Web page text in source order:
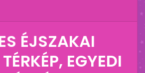
ÉJSZAKAI
EGYEDI